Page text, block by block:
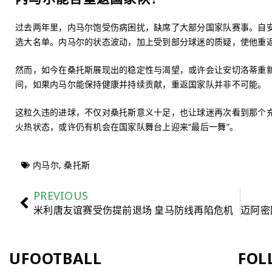
过去两年里，内马尔饱受伤病困扰，缺席了大部分国家队赛事。
选大名单。内马尔的状态波动，加上受到部分球迷的质疑，使他重
然而，如今在桑托斯展现出的稳定性与渴望，或许会让安切洛蒂
间，如果内马尔能保持健康并持续贡献，重返国家队并非不可能。
这粒久违的进球，不仅对桑托斯意义十足，也让球迷再次看到那
火热状态，或许仍有机会在国家队舞台上迎来“最后一舞”。
内马尔,桑托斯
PREVIOUS
米利唐友谊赛受伤提前退场 皇马防线再陷危机
UFOOTBALL